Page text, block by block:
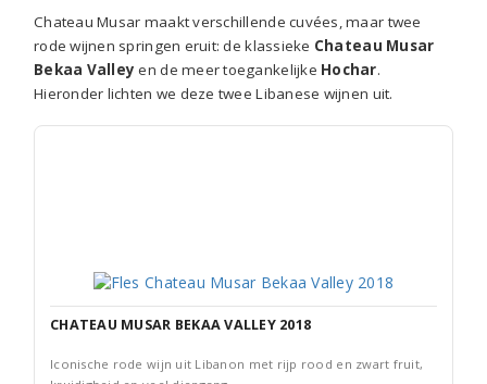
Chateau Musar maakt verschillende cuvées, maar twee
rode wijnen springen eruit: de klassieke Chateau Musar
Bekaa Valley en de meer toegankelijke Hochar.
Hieronder lichten we deze twee Libanese wijnen uit.
CHATEAU MUSAR BEKAA VALLEY 2018
Iconische rode wijn uit Libanon met rijp rood en zwart fruit,